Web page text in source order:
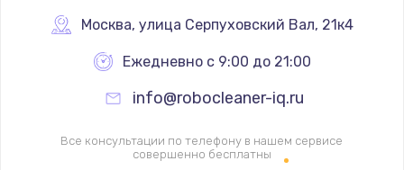
Замена термопредохранителя
Заказать
Москва, улица Серпуховский Вал, 21к4
Ежедневно с 9:00 до 21:00
info@robocleaner-iq.ru
Все консультации по телефону в нашем сервисе
совершенно бесплатны